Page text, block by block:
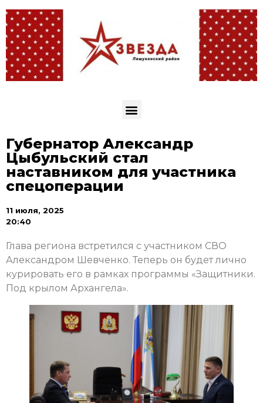
Губернатор Александр
Цыбульский стал
наставником для участника
спецоперации
11 июля, 2025
20:40
Глава региона встретился с участником СВО
Александром Шевченко. Теперь он будет лично
курировать его в рамках программы «Защитники.
Под крылом Архангела».